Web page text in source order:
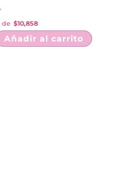
de $10,858
Añadir al carrito